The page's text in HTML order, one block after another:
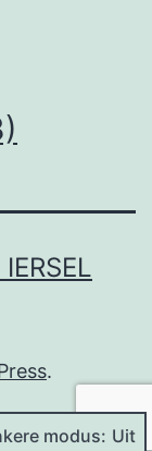
.
modus: